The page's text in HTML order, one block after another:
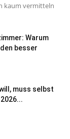
kaum vermitteln
Warum
besser
muss selbst